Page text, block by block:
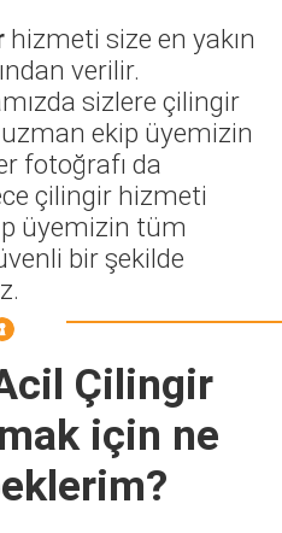
hizmeti size en yakın
verilir.
sizlere çilingir
ekip üyemizin
fotoğrafı da
çilingir hizmeti
üyemizin tüm
bir şekilde
Çilingir
için ne